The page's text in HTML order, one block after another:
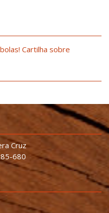
Cartilha sobre
Cruz
680